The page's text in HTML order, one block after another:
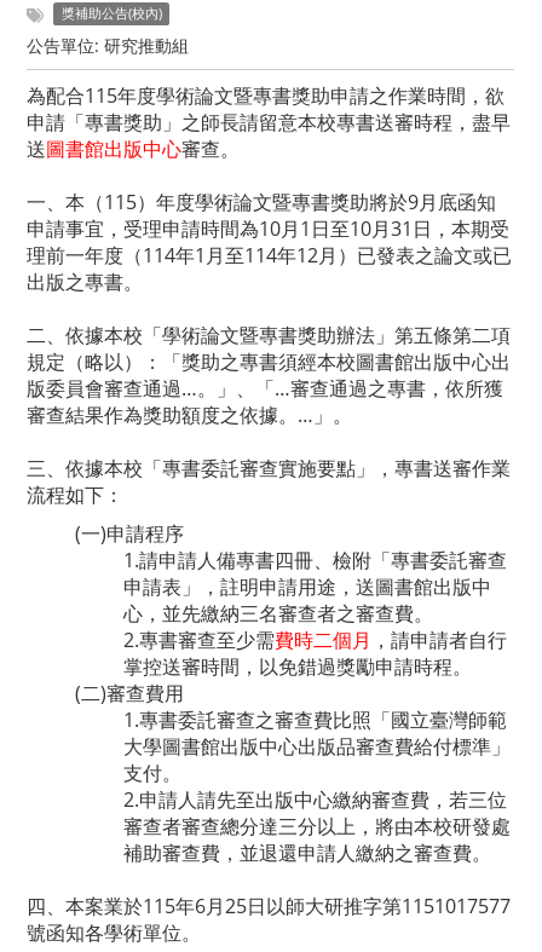
獎補助公告(校內)
公告單位: 研究推動組
為配合115年度學術論文暨專書獎助申請之作業時間，欲
申請「專書獎助」之師長請留意本校專書送審時程，盡早
送圖書館出版中心審查。
一、本（115）年度學術論文暨專書獎助將於9月底函知
申請事宜，受理申請時間為10月1日至10月31日，本期受
理前一年度（114年1月至114年12月）已發表之論文或已
出版之專書。
二、依據本校「學術論文暨專書獎助辦法」第五條第二項
規定（略以）：「獎助之專書須經本校圖書館出版中心出
版委員會審查通過…。」、「…審查通過之專書，依所獲
審查結果作為獎助額度之依據。…」。
三、依據本校「專書委託審查實施要點」，專書送審作業
流程如下：
(一)申請程序
1.請申請人備專書四冊、檢附「專書委託審查
申請表」，註明申請用途，送圖書館出版中
心，並先繳納三名審查者之審查費。
2.專書審查至少需費時二個月 ，請申請者自行
掌控送審時間，以免錯過獎勵申請時程。
(二)審查費用
1.專書委託審查之審查費比照「國立臺灣師範
大學圖書館出版中心出版品審查費給付標準」
支付。
2.申請人請先至出版中心繳納審查費，若三位
審查者審查總分達三分以上，將由本校研發處
補助審查費，並退還申請人繳納之審查費。
四、本案業於115年6月25日以師大研推字第1151017577
號函知各學術單位。